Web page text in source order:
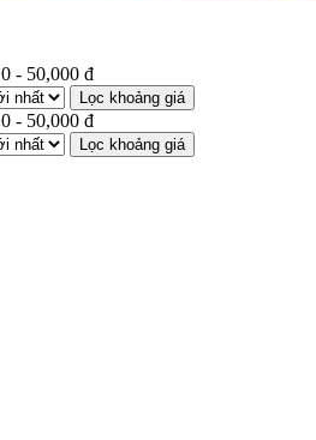
0 - 50,000 đ
Lọc khoảng giá
0 - 50,000 đ
Lọc khoảng giá